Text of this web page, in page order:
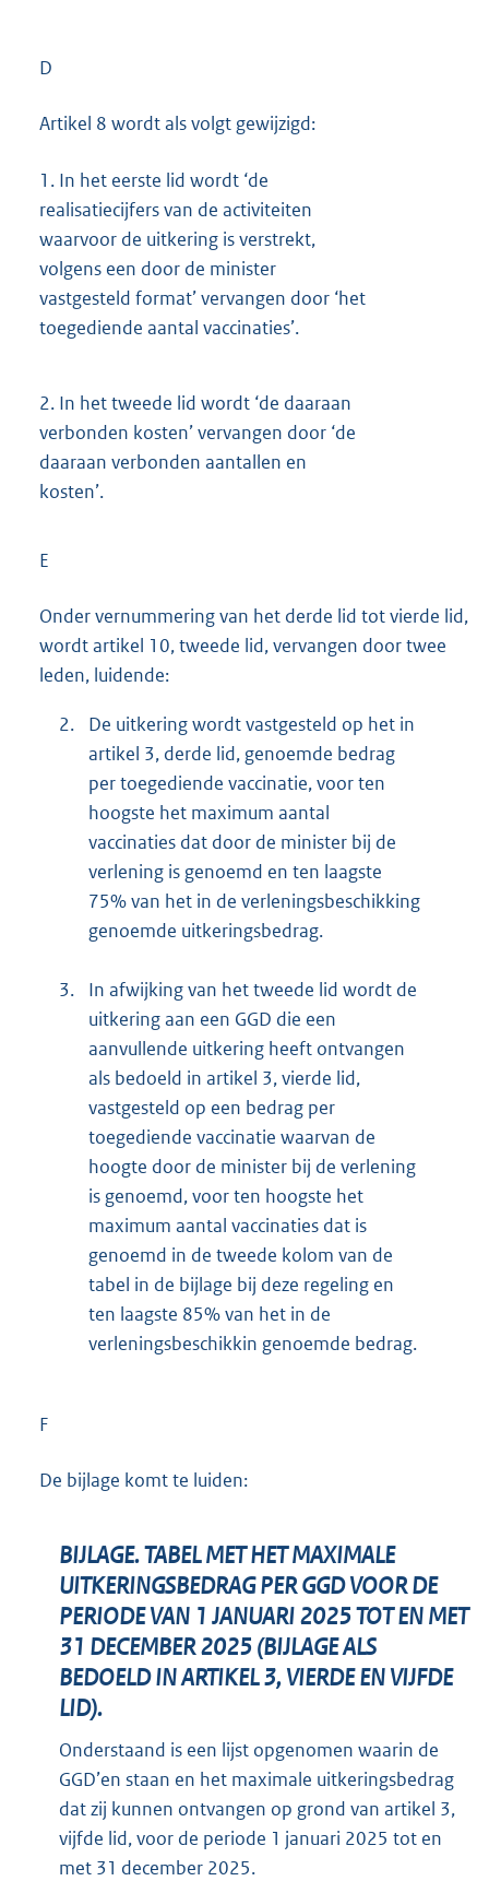
D
Artikel 8 wordt als volgt gewijzigd:
1. In het eerste lid wordt ‘de
realisatiecijfers van de activiteiten
waarvoor de uitkering is verstrekt,
volgens een door de minister
vastgesteld format’ vervangen door ‘het
toegediende aantal vaccinaties’.
2. In het tweede lid wordt ‘de daaraan
verbonden kosten’ vervangen door ‘de
daaraan verbonden aantallen en
kosten’.
E
Onder vernummering van het derde lid tot vierde lid,
wordt artikel 10, tweede lid, vervangen door twee
leden, luidende:
2.
De uitkering wordt vastgesteld op het in
artikel 3, derde lid, genoemde bedrag
per toegediende vaccinatie, voor ten
hoogste het maximum aantal
vaccinaties dat door de minister bij de
verlening is genoemd en ten laagste
75% van het in de verleningsbeschikking
genoemde uitkeringsbedrag.
3.
In afwijking van het tweede lid wordt de
uitkering aan een GGD die een
aanvullende uitkering heeft ontvangen
als bedoeld in artikel 3, vierde lid,
vastgesteld op een bedrag per
toegediende vaccinatie waarvan de
hoogte door de minister bij de verlening
is genoemd, voor ten hoogste het
maximum aantal vaccinaties dat is
genoemd in de tweede kolom van de
tabel in de bijlage bij deze regeling en
ten laagste 85% van het in de
verleningsbeschikkin genoemde bedrag.
F
De bijlage komt te luiden:
BIJLAGE. TABEL MET HET MAXIMALE
UITKERINGSBEDRAG PER GGD VOOR DE
PERIODE VAN 1 JANUARI 2025 TOT EN MET
31 DECEMBER 2025 (BIJLAGE ALS
BEDOELD IN ARTIKEL 3, VIERDE EN VIJFDE
LID).
Onderstaand is een lijst opgenomen waarin de
GGD’en staan en het maximale uitkeringsbedrag
dat zij kunnen ontvangen op grond van artikel 3,
vijfde lid, voor de periode 1 januari 2025 tot en
met 31 december 2025.